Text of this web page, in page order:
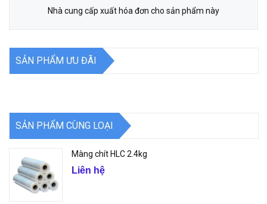
Nhà cung cấp xuất hóa đơn cho sản phẩm này
SẢN PHẨM ƯU ĐÃI
SẢN PHẨM CÙNG LOẠI
Màng chít HLC 2.4kg
Liên hệ